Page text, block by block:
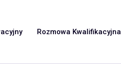
Rozmowa Kwalifikacyjna